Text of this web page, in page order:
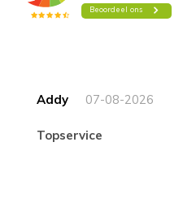
Addy 07-08-2026
topservice